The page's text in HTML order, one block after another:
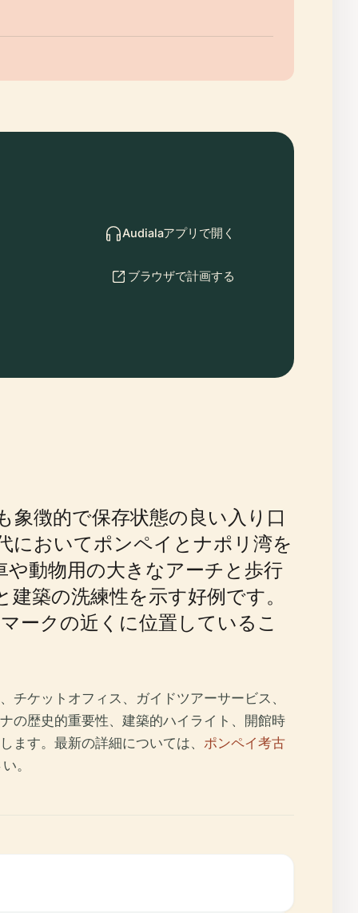
Audialaアプリで開く
ブラウザで計画する
徴的で保存状態の良い入り口
においてポンペイとナポリ湾を
動物用の大きなアーチと歩行
築の洗練性を示す好例です。
ークの近くに位置しているこ
ケットオフィス、ガイドツアーサービス、
の歴史的重要性、建築的ハイライト、開館時
ます。最新の詳細については、 ポンペイ考古
。